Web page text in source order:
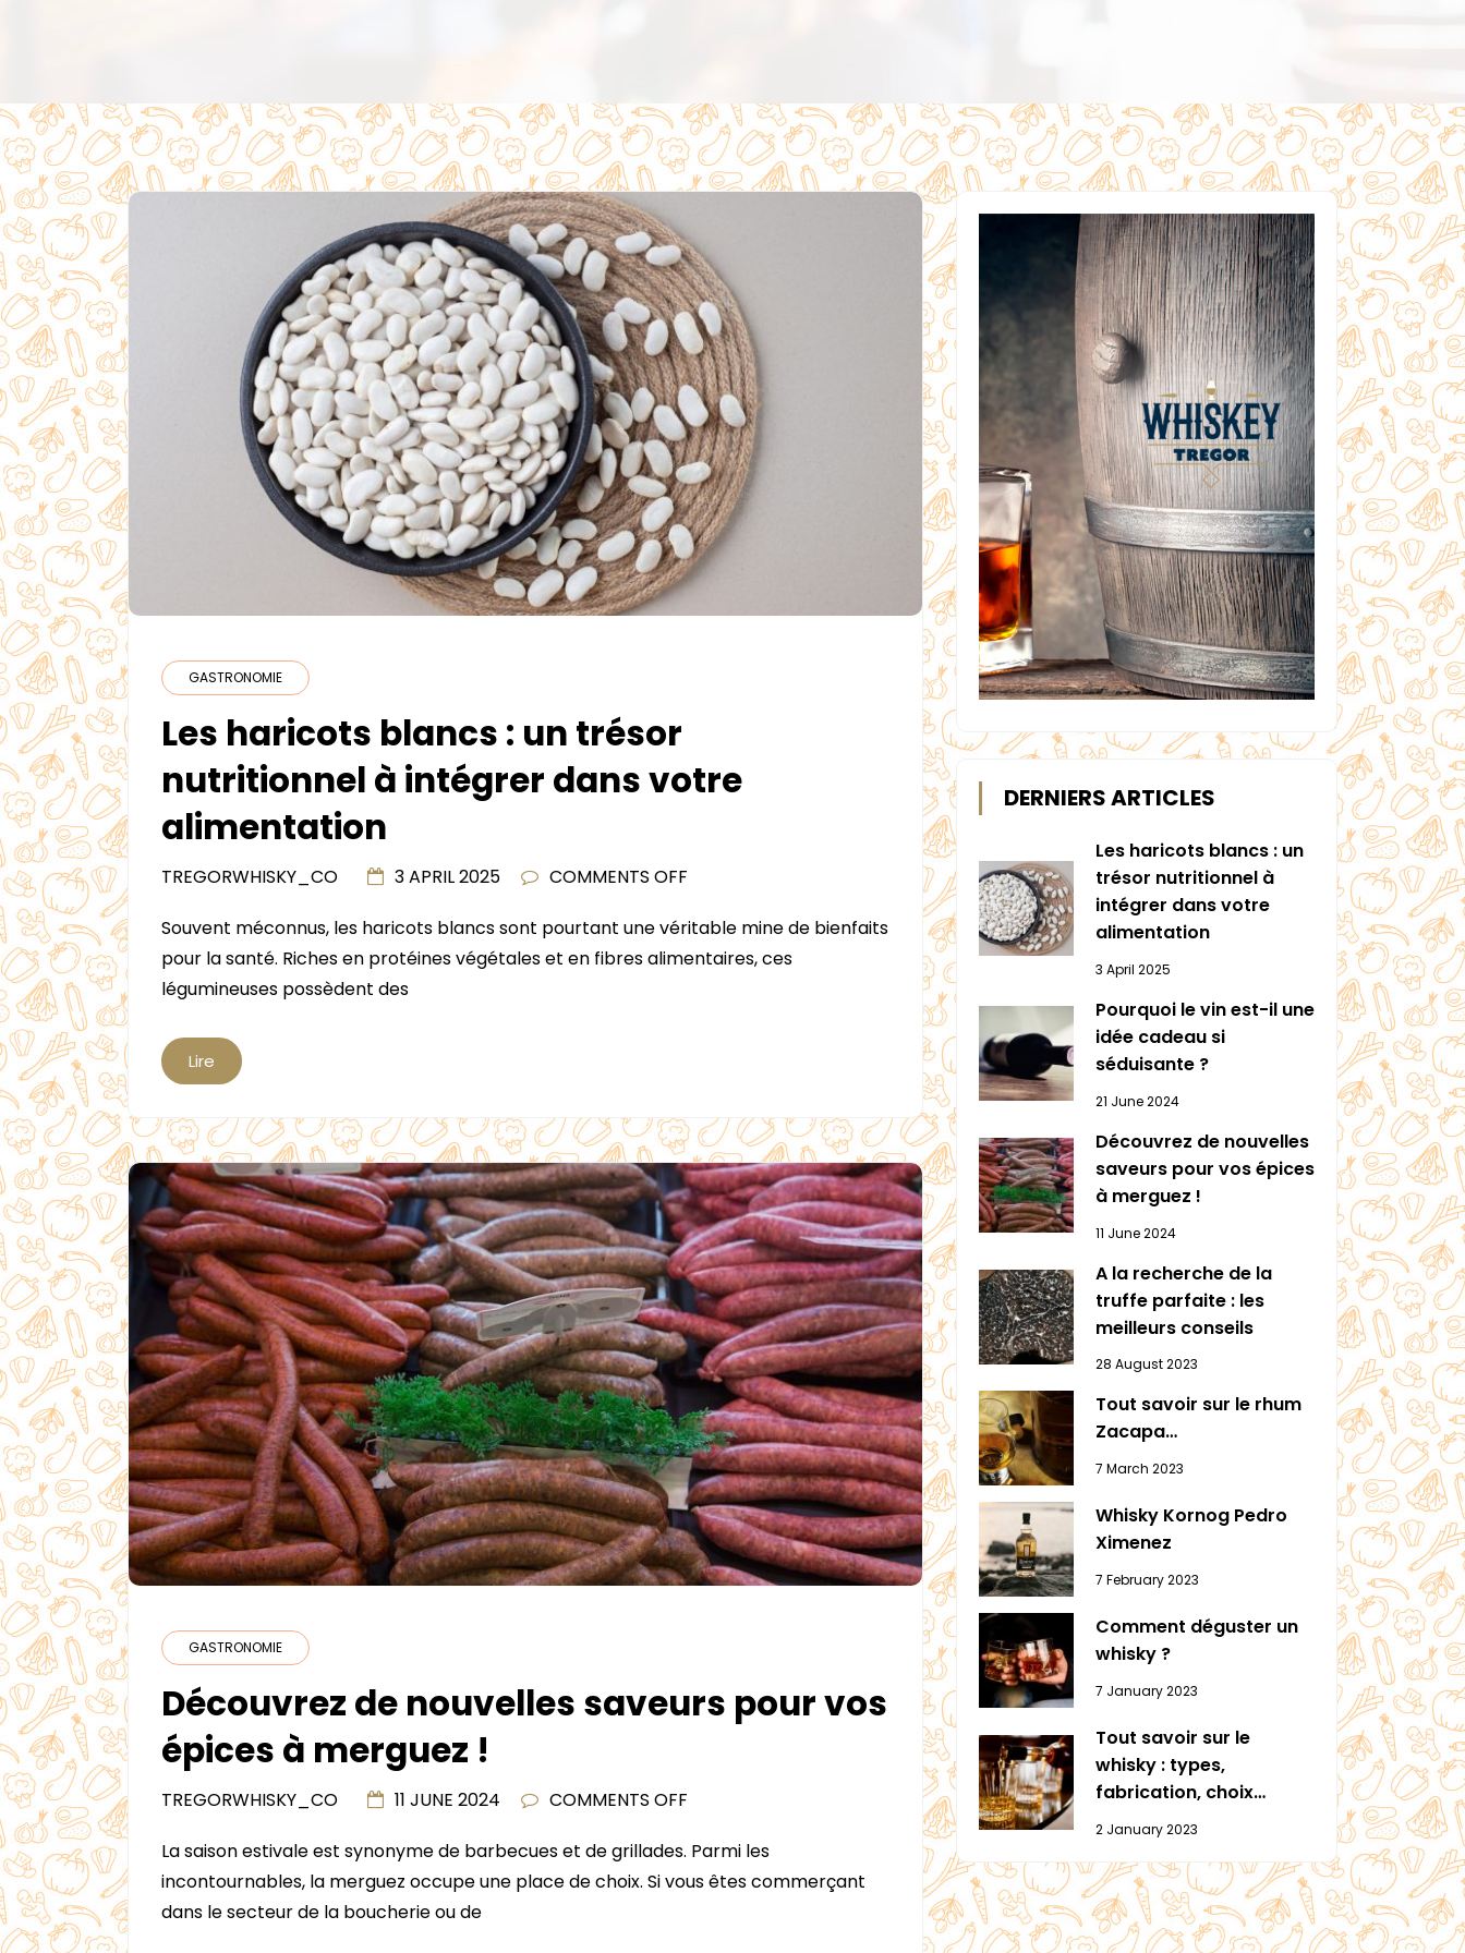
GASTRONOMIE
Les haricots blancs : un trésor
nutritionnel à intégrer dans votre
alimentation
TREGORWHISKY_CO 3 APRIL 2025 COMMENTS OFF
HARICOTS
BLANCS
À
INTÉGRER
DANS
VOTRE
ALIMENTATION
Souvent méconnus, les haricots blancs sont pourtant une véritable mine de bienfaits
pour la santé. Riches en protéines végétales et en fibres alimentaires, ces
légumineuses possèdent des
Lire
GASTRONOMIE
Découvrez de nouvelles saveurs pour vos
épices à merguez !
TREGORWHISKY_CO 11 JUNE 2024 COMMENTS OFF
DE
NOUVELLES
La saison estivale est synonyme de barbecues et de grillades. Parmi les
incontournables, la merguez occupe une place de choix. Si vous êtes commerçant
dans le secteur de la boucherie ou de
DERNIERS ARTICLES
Les haricots blancs : un
trésor nutritionnel à
intégrer dans votre
alimentation
3 April 2025
Pourquoi le vin est-il une
idée cadeau si
séduisante ?
21 June 2024
Découvrez de nouvelles
saveurs pour vos épices
à merguez !
11 June 2024
A la recherche de la
truffe parfaite : les
meilleurs conseils
28 August 2023
Tout savoir sur le rhum
Zacapa…
7 March 2023
Whisky Kornog Pedro
Ximenez
7 February 2023
Comment déguster un
whisky ?
7 January 2023
Tout savoir sur le
whisky : types,
fabrication, choix…
2 January 2023